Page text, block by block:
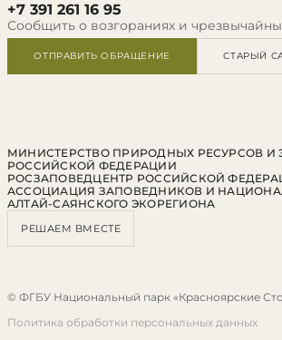
+7 391 261 16 95
Сообщить о возгораниях и
ОТПРАВИТЬ ОБРАЩЕНИЕ СТАРЫЙ
МИНИСТЕРСТВО ПРИРОДНЫХ РЕСУРСОВ И
РОССИЙСКОЙ ФЕДЕРАЦИИ
РОСЗАПОВЕДЦЕНТР РОССИЙСКОЙ
АССОЦИАЦИЯ ЗАПОВЕДНИКОВ И
АЛТАЙ-САЯНСКОГО ЭКОРЕГИОНА
РЕШАЕМ ВМЕСТЕ
© ФГБУ Национальный парк «Красноярские
Политика обработки персональных данных